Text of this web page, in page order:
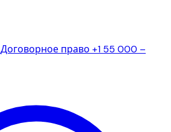
Договорное право +1 55 000 –